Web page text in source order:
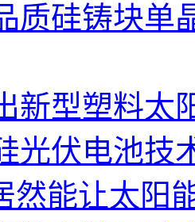
质硅铸块单
新型塑料太
光伏电池技
然能让太阳